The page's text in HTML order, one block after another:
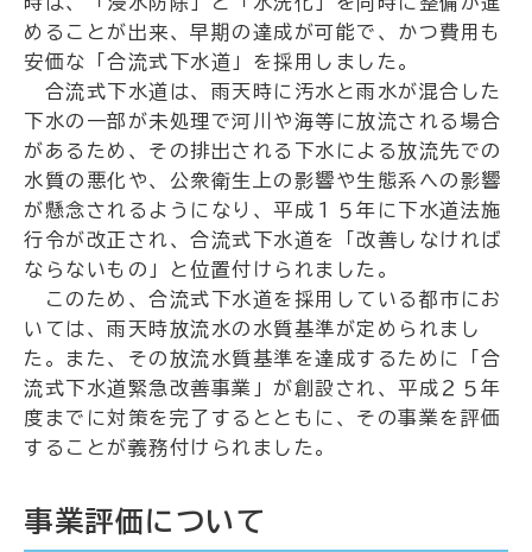
めることが出来、早期の達成が可能で、かつ費用も
安価な「合流式下水道」を採用しました。
合流式下水道は、雨天時に汚水と雨水が混合した
下水の一部が未処理で河川や海等に放流される場合
があるため、その排出される下水による放流先での
水質の悪化や、公衆衛生上の影響や生態系への影響
が懸念されるようになり、平成１５年に下水道法施
行令が改正され、合流式下水道を「改善しなければ
ならないもの」と位置付けられました。
このため、合流式下水道を採用している都市にお
いては、雨天時放流水の水質基準が定められまし
た。また、その放流水質基準を達成するために「合
流式下水道緊急改善事業」が創設され、平成２５年
度までに対策を完了するとともに、その事業を評価
することが義務付けられました。
事業評価について